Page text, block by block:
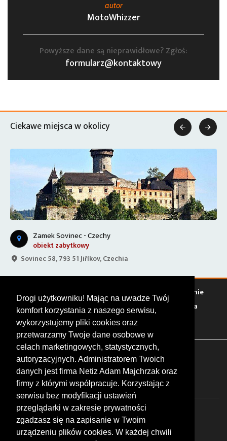
Drogi użytkowniku! Mając na uwadze Twój
komfort korzystania z naszego serwisu,
wykorzystujemy pliki cookies oraz
przetwarzamy Twoje dane osobowe w
celach marketingowych, statystycznych,
autoryzacyjnych. Administratorem Twoich
danych jest firma Netiz Adam Majchrzak oraz
firmy z którymi współpracuje. Korzystając z
serwisu bez modyfikacji ustawień
przeglądarki w zakresie prywatności
zgadzasz się na zapisanie w Twoim
urządzeniu plików cookies. W każdej chwili
autor
MotoWhizzer
Powyższe dane są nieprawidłowe? Zgłoś:
formularz@kontaktowy
Ciekawe miejsca w okolicy
Zamek Sovinec - Czechy
obiekt zabytkowy
Sovinec 58, 793 51 Jiříkov, Czechia
 
Warto zobaczyć Serwisy Stacje paliw
Jedzenie
Bary Zakwaterowanie Tory Zloty Rajdy
Spotkania
Targi Giełdy Szkolenia
FOLLOW US